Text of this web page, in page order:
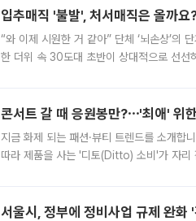
입추매직 '불발', 처서매직은 올까
“와 이제 시원한 거 같아” 단체 ‘뇌손상’의
한 더위 속 30도대 초반이 상대적으로 선선
콘서트 갈 때 응원봉만?⋯'최애' 위
지금 화제 되는 패션·뷰티 트렌드를 소개합
따라 제품을 사는 '디토(Ditto) 소비'가 자리
서울시, 정부에 정비사업 규제 완